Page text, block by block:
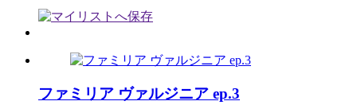
ファミリア ヴァルジニア ep.3